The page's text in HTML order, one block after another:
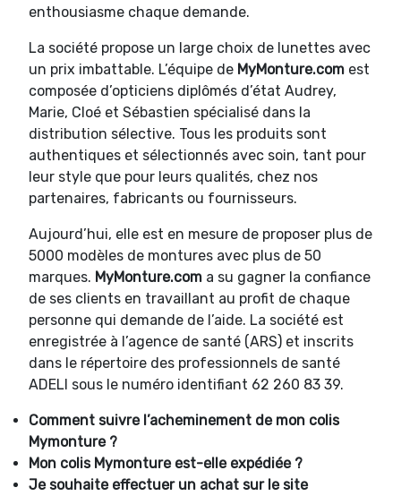
enthousiasme chaque demande.
La société propose un large choix de lunettes avec
un prix imbattable. L’équipe de MyMonture.com est
composée d’opticiens diplômés d’état Audrey,
Marie, Cloé et Sébastien spécialisé dans la
distribution sélective. Tous les produits sont
authentiques et sélectionnés avec soin, tant pour
leur style que pour leurs qualités, chez nos
partenaires, fabricants ou fournisseurs.
Aujourd’hui, elle est en mesure de proposer plus de
5000 modèles de montures avec plus de 50
marques. MyMonture.com a su gagner la confiance
de ses clients en travaillant au profit de chaque
personne qui demande de l’aide. La société est
enregistrée à l’agence de santé (ARS) et inscrits
dans le répertoire des professionnels de santé
ADELI sous le numéro identifiant 62 260 83 39.
Comment suivre l’acheminement de mon colis
Mymonture ?
Mon colis Mymonture est-elle expédiée ?
Je souhaite effectuer un achat sur le site